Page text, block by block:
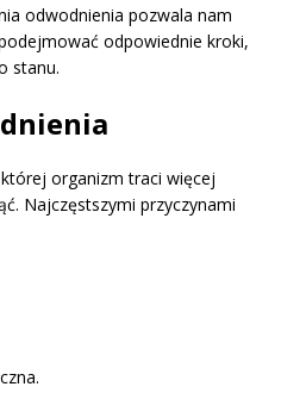
odwodnienia pozwala nam
odpowiednie kroki,
stanu.
organizm traci więcej
Najczęstszymi przyczynami